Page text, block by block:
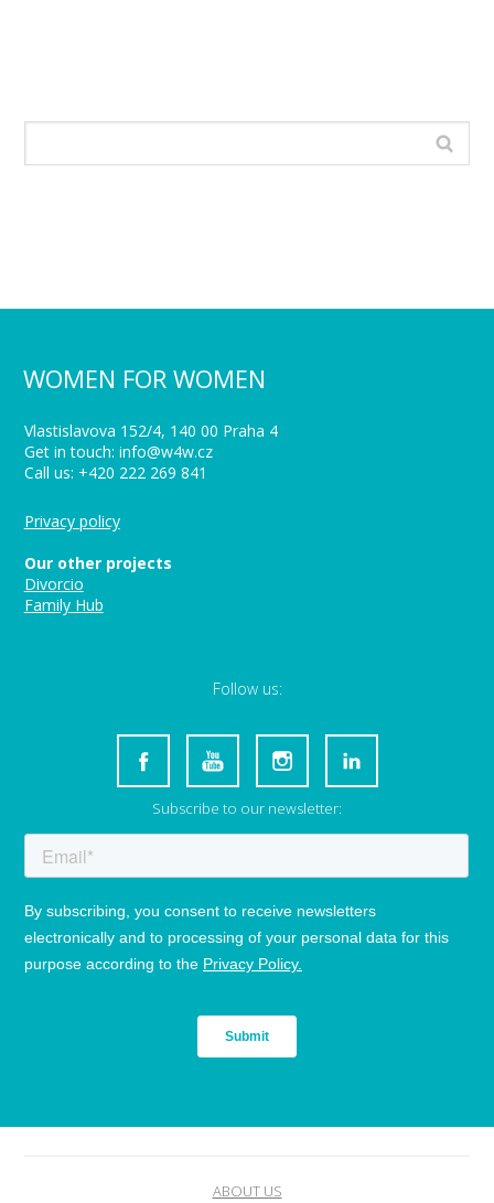
WOMEN FOR WOMEN
Vlastislavova 152/4, 140 00 Praha 4
Get in touch: info@w4w.cz
Call us: +420 222 269 841
Privacy policy
Our other projects
Divorcio
Family Hub
Follow us:
Subscribe to our newsletter:
ABOUT US